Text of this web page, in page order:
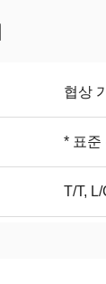
협상
* 표준
T/T,